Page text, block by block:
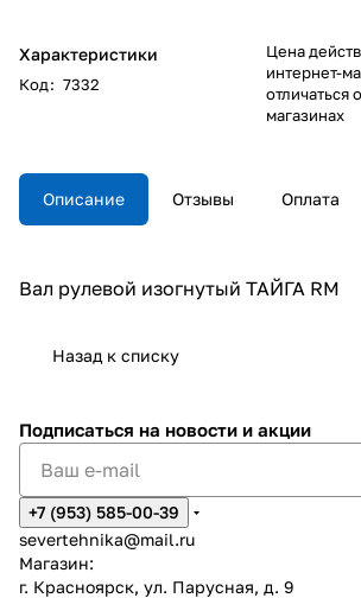
Характеристики
Код: 7332
Цена
интернет-
отличаться
магазинах
Описание Отзывы Оплата
Вал рулевой изогнутый ТАЙГА RM
Назад к списку
Подписаться на новости и акции
+7 (953) 585-00-39
severtehnika@mail.ru
Магазин:
г. Красноярск, ул. Парусная, д. 9